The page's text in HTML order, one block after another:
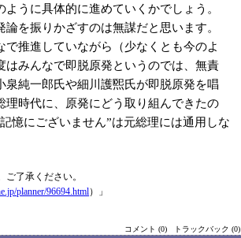
うに具体的に進めていくかでしょう。
を振りかざすのは無謀だと思います。
推進していながら（少なくとも今のよ
はみんなで即脱原発というのでは、無責
純一郎氏や細川護煕氏が即脱原発を唱
理時代に、原発にどう取り組んできたの
憶にございません”は元総理には通用しな
了承ください。
planner/96694.html）」
コメント (0) トラックバック (0)